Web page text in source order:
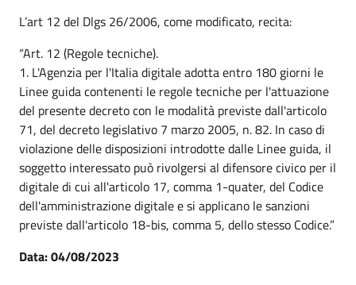
L’art 12 del Dlgs 26/2006, come modificato, recita:
“Art. 12 (Regole tecniche).
1. L'Agenzia per l'Italia digitale adotta entro 180 giorni le
Linee guida contenenti le regole tecniche per l'attuazione
del presente decreto con le modalità previste dall'articolo
71, del decreto legislativo 7 marzo 2005, n. 82. In caso di
violazione delle disposizioni introdotte dalle Linee guida, il
soggetto interessato può rivolgersi al difensore civico per il
digitale di cui all'articolo 17, comma 1-quater, del Codice
dell'amministrazione digitale e si applicano le sanzioni
previste dall'articolo 18-bis, comma 5, dello stesso Codice.”
Data: 04/08/2023